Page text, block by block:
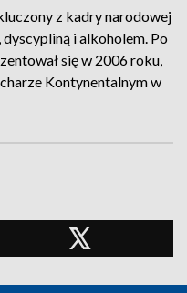
z kadry narodowej
i alkoholem. Po
się w 2006 roku,
Kontynentalnym w